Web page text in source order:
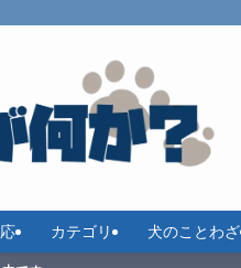
カテゴリ 犬のことわざ